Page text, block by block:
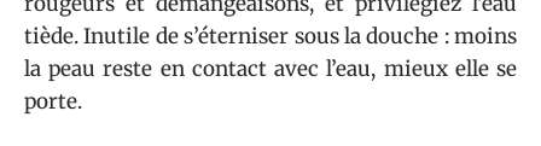
tiède. Inutile de s’éterniser sous la douche : moins
la peau reste en contact avec l’eau, mieux elle se
porte.